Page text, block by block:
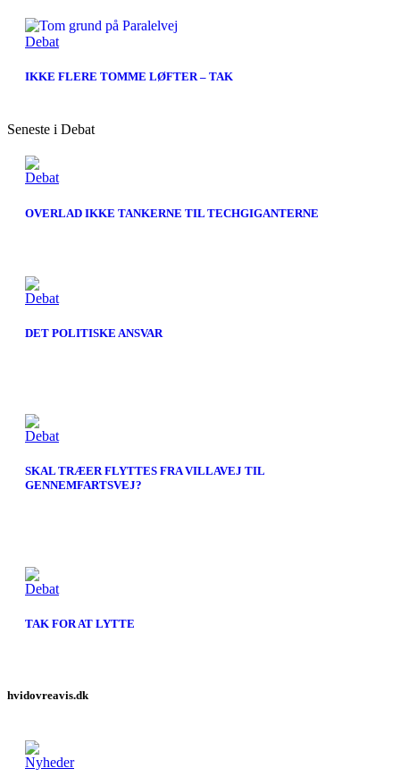
Debat
IKKE FLERE TOMME LØFTER – TAK
Seneste i Debat
Debat
OVERLAD IKKE TANKERNE TIL TECHGIGANTERNE
Debat
DET POLITISKE ANSVAR
Debat
SKAL TRÆER FLYTTES FRA VILLAVEJ TIL
GENNEMFARTSVEJ?
Debat
TAK FOR AT LYTTE
hvidovreavis.dk
Nyheder